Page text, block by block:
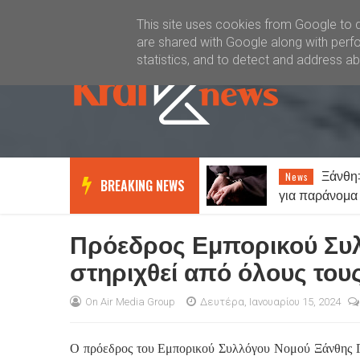
Καλώς ήλθατε Kral News
BREAKING NEWS
Ξάνθη: Έξι συλλήψεις
για παράνομα τυχερά παιχνίδια
News
νεφώσεις και
Πρόεδρος Εμπορικού
στηριχθεί από όλους
On Air Media Group Δευτέρα, Ιανουαρίου 15, 2024
Ο πρόεδρος του Εμπορικού Συλλόγου Νομού Ξάνθης
This site uses cookies from Google to
are shared with Google along with
statistics, and to detect and address